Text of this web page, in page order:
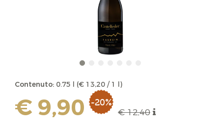
Contenuto: 0.75 l (€ 13,20 / 1 l)
€ 9,90 -20%
€ 12,40